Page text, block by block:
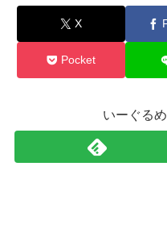
X
Pocket
いーぐる